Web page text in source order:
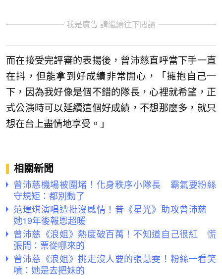
我是廣告 請繼續往下閱讀
而在接受完評審的表揚後，曾沛慈直呼當下手一直
在抖，但能拿到好成績非常開心，「擁抱自己一
下，因為我好像是個不錯的隊長，心裡就希望，正
式公演時可以延續這個好成績，不想那麼多，就只
想在台上盡情地享受。」
相關新聞
曾沛慈機場被圍堵！化身秩序小隊長 霸氣要粉絲
守規矩：都別動了
范瑋琪演唱遭批沒感情！昔《星光》助攻曾沛慈
她19年後報恩超暖
曾沛慈《浪姐》熱度破百萬！不知道自己很紅 慌
張問：票從哪來的
曾沛慈《浪姐》挑走沒人要的張慧雯！粉絲一看笑
噴：她是去把妹的